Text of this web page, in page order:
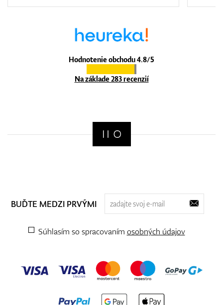
Hodnotenie obchodu 4.8/5
Na základe 283 recenzií
BUĎTE MEDZI PRVÝMI
Súhlasím so spracovaním osobných údajov